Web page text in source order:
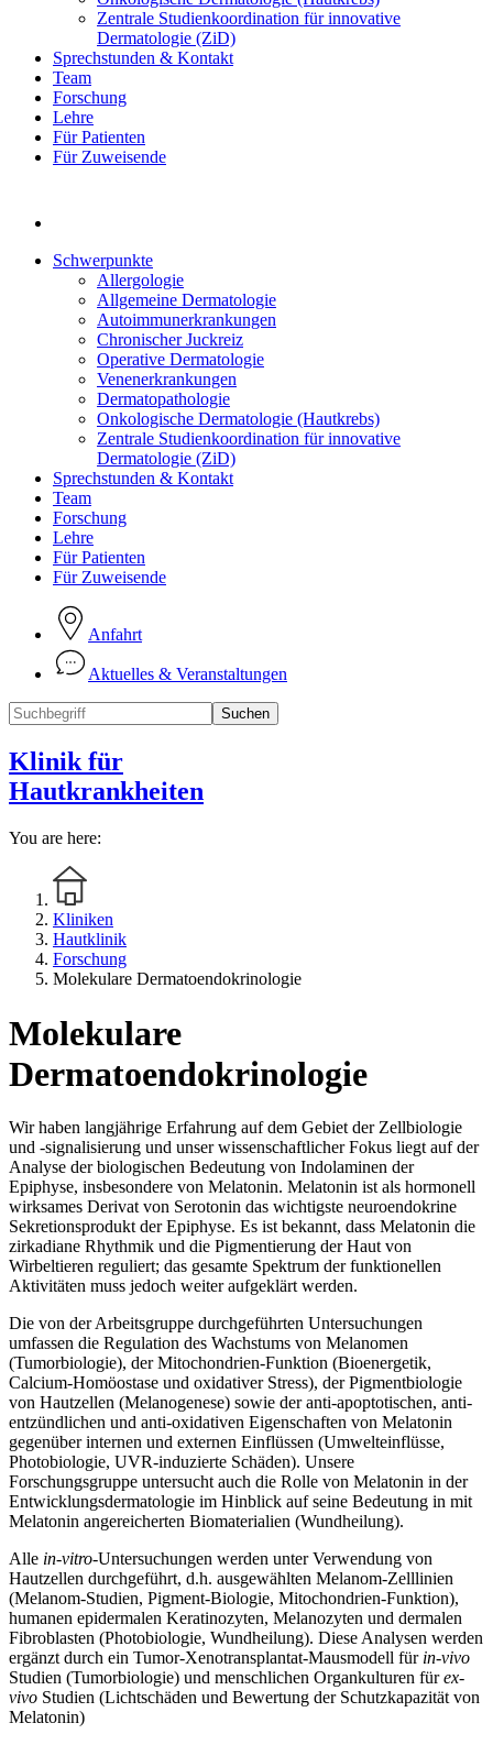
Zentrale Studienkoordination für innovative
Dermatologie (ZiD)
Sprechstunden & Kontakt
Team
Forschung
Lehre
Für Patienten
Für Zuweisende
Schwerpunkte
Allergologie
Allgemeine Dermatologie
Autoimmunerkrankungen
Chronischer Juckreiz
Operative Dermatologie
Venenerkrankungen
Dermatopathologie
Onkologische Dermatologie (Hautkrebs)
Zentrale Studienkoordination für innovative
Dermatologie (ZiD)
Sprechstunden & Kontakt
Team
Forschung
Lehre
Für Patienten
Für Zuweisende
Anfahrt
Aktuelles & Veranstaltungen
Suchen
Klinik für
Hautkrankheiten
You are here:
Kliniken
Hautklinik
Forschung
Molekulare Dermatoendokrinologie
Molekulare
Dermatoendokrinologie
Wir haben langjährige Erfahrung auf dem Gebiet der Zellbiologie
und -signalisierung und unser wissenschaftlicher Fokus liegt auf der
Analyse der biologischen Bedeutung von Indolaminen der
Epiphyse, insbesondere von Melatonin. Melatonin ist als hormonell
wirksames Derivat von Serotonin das wichtigste neuroendokrine
Sekretionsprodukt der Epiphyse. Es ist bekannt, dass Melatonin die
zirkadiane Rhythmik und die Pigmentierung der Haut von
Wirbeltieren reguliert; das gesamte Spektrum der funktionellen
Aktivitäten muss jedoch weiter aufgeklärt werden.
Die von der Arbeitsgruppe durchgeführten Untersuchungen
umfassen die Regulation des Wachstums von Melanomen
(Tumorbiologie), der Mitochondrien-Funktion (Bioenergetik,
Calcium-Homöostase und oxidativer Stress), der Pigmentbiologie
von Hautzellen (Melanogenese) sowie der anti-apoptotischen, anti-
entzündlichen und anti-oxidativen Eigenschaften von Melatonin
gegenüber internen und externen Einflüssen (Umwelteinflüsse,
Photobiologie, UVR-induzierte Schäden). Unsere
Forschungsgruppe untersucht auch die Rolle von Melatonin in der
Entwicklungsdermatologie im Hinblick auf seine Bedeutung in mit
Melatonin angereicherten Biomaterialien (Wundheilung).
Alle in-vitro-Untersuchungen werden unter Verwendung von
Hautzellen durchgeführt, d.h. ausgewählten Melanom-Zelllinien
(Melanom-Studien, Pigment-Biologie, Mitochondrien-Funktion),
humanen epidermalen Keratinozyten, Melanozyten und dermalen
Fibroblasten (Photobiologie, Wundheilung). Diese Analysen werden
ergänzt durch ein Tumor-Xenotransplantat-Mausmodell für in-vivo
Studien (Tumorbiologie) und menschlichen Organkulturen fürex-
vivo Studien (Lichtschäden und Bewertung der Schutzkapazität von
Melatonin)